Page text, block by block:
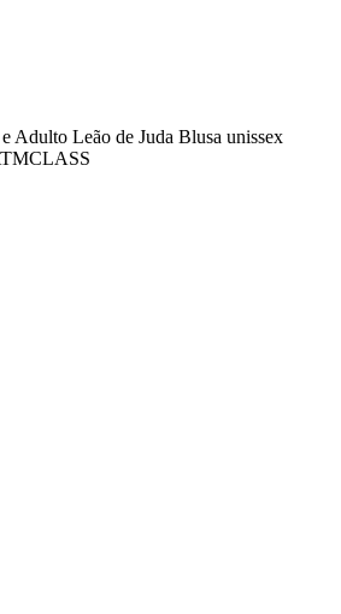
Adulto Leão de Juda Blusa unissex